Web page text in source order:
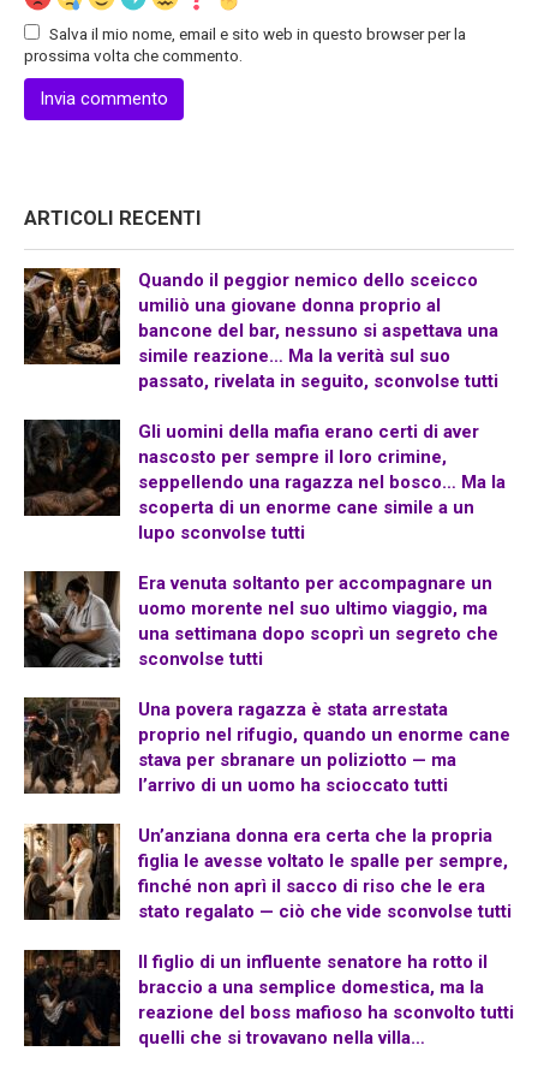
Salva il mio nome, email e sito web in questo browser per la
prossima volta che commento.
ARTICOLI RECENTI
Quando il peggior nemico dello sceicco
umiliò una giovane donna proprio al
bancone del bar, nessuno si aspettava una
simile reazione… Ma la verità sul suo
passato, rivelata in seguito, sconvolse tutti
Gli uomini della mafia erano certi di aver
nascosto per sempre il loro crimine,
seppellendo una ragazza nel bosco… Ma la
scoperta di un enorme cane simile a un
lupo sconvolse tutti
Era venuta soltanto per accompagnare un
uomo morente nel suo ultimo viaggio, ma
una settimana dopo scoprì un segreto che
sconvolse tutti
Una povera ragazza è stata arrestata
proprio nel rifugio, quando un enorme cane
stava per sbranare un poliziotto — ma
l’arrivo di un uomo ha scioccato tutti
Un’anziana donna era certa che la propria
figlia le avesse voltato le spalle per sempre,
finché non aprì il sacco di riso che le era
stato regalato — ciò che vide sconvolse tutti
Il figlio di un influente senatore ha rotto il
braccio a una semplice domestica, ma la
reazione del boss mafioso ha sconvolto tutti
quelli che si trovavano nella villa…